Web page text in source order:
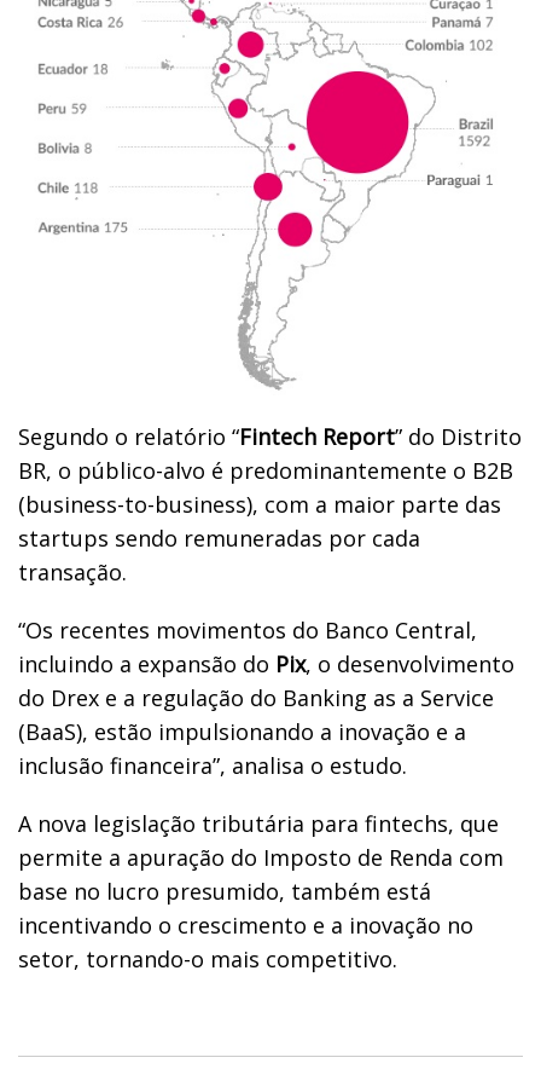
Segundo o relatório “Fintech Report” do Distrito
BR, o público-alvo é predominantemente o B2B
(business-to-business), com a maior parte das
startups sendo remuneradas por cada
transação.
“Os recentes movimentos do Banco Central,
incluindo a expansão do Pix, o desenvolvimento
do Drex e a regulação do Banking as a Service
(BaaS), estão impulsionando a inovação e a
inclusão financeira”, analisa o estudo.
A nova legislação tributária para fintechs, que
permite a apuração do Imposto de Renda com
base no lucro presumido, também está
incentivando o crescimento e a inovação no
setor, tornando-o mais competitivo.